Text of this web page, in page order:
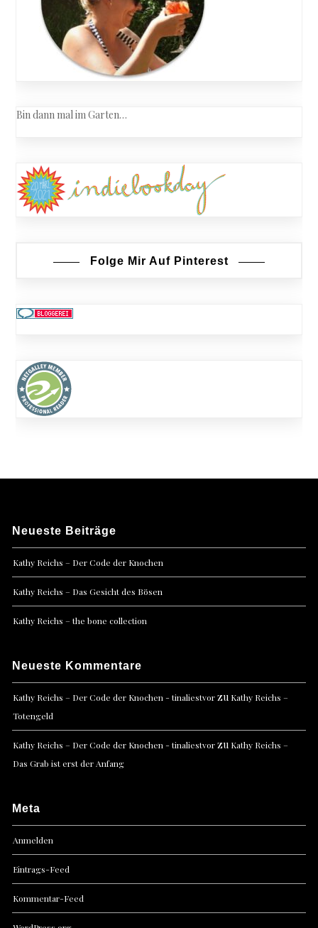
Bin dann mal im Garten…
Folge Mir Auf Pinterest
Neueste Beiträge
Kathy Reichs – Der Code der Knochen
Kathy Reichs – Das Gesicht des Bösen
Kathy Reichs – the bone collection
Neueste Kommentare
Kathy Reichs – Der Code der Knochen - tinaliestvorzu Kathy Reichs –
Totengeld
Kathy Reichs – Der Code der Knochen - tinaliestvorzu Kathy Reichs –
Das Grab ist erst der Anfang
Meta
Anmelden
Eintrags-Feed
Kommentar-Feed